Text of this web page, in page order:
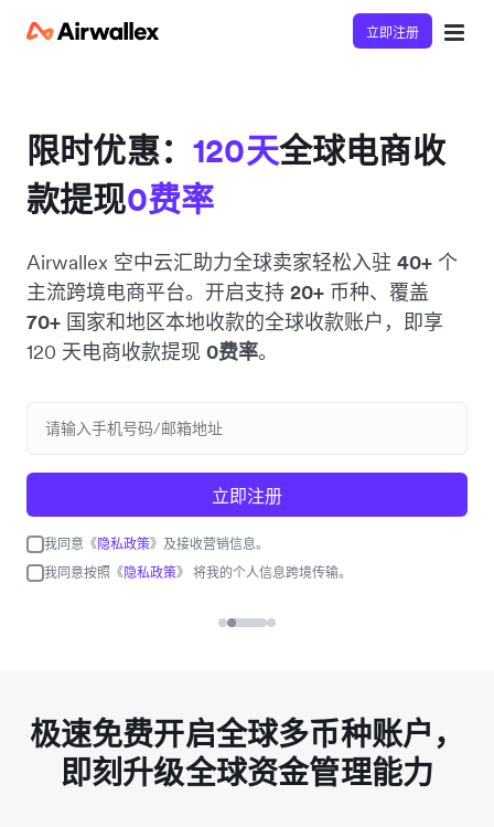
立即注册
限时优惠： 120天全球电商收
款提现0费率
Airwallex 空中云汇助力全球卖家轻松入驻 40+ 个
主流跨境电商平台。开启支持 20+ 币种、覆盖
70+ 国家和地区本地收款的全球收款账户，即享
120 天电商收款提现 0费率。
立即注册
我同意《隐私政策》及接收营销信息。
我同意按照《隐私政策》 将我的个人信息跨境传输。
极速免费开启全球多币种账户，
即刻升级全球资金管理能力